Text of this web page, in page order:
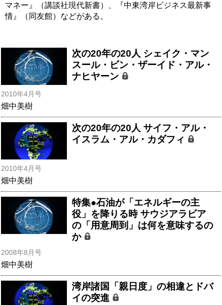
マネー』（講談社現代新書）、『中東湾岸ビジネス最新事
情』（同友館）などがある。
次の20年の20人 シェイク・マン
スール・ビン・ザーイド・アル・
ナヒヤーン
2010年4月号
畑中美樹
次の20年の20人 サイフ・アル・
イスラム・アル・カダフィ
2010年4月号
畑中美樹
特集●石油が「エネルギーの主
役」を降りる時 サウジアラビア
の「用意周到」は何を意味するの
か
2008年8月号
畑中美樹
湾岸諸国「親日度」の相違とドバ
イの突進